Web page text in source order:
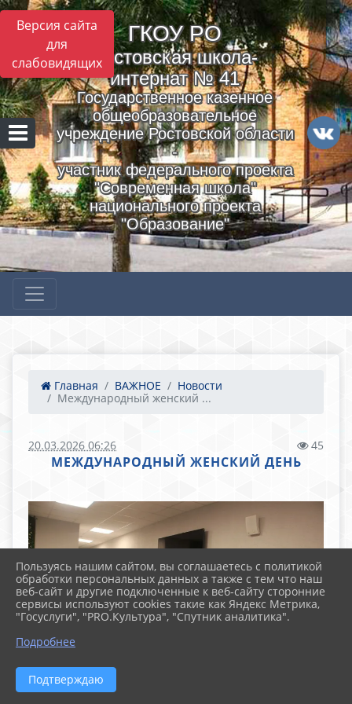
Версия сайта
для
слабовидящих
ГКОУ РO
Ростовская школа-
интернат № 41
Государственное казенное
общеобразовательное
учреждение Ростовской области
-
участник федерального проекта
"Современная школа"
национального проекта
"Образование"
Главная ВАЖНОЕ
Новости
Международный женский ...
20.03.2026 06:26 45
МЕЖДУНАРОДНЫЙ ЖЕНСКИЙ ДЕНЬ
Пользуясь нашим сайтом, вы соглашаетесь с политикой
обработки персональных данных а также с тем что наш
веб-сайт и другие подключенные к веб-сайту сторонние
сервисы используют cookies такие как Яндекс Метрика,
"Госуслуги", "PRO.Культура", "Спутник аналитика".
Подробнее
Подтверждаю